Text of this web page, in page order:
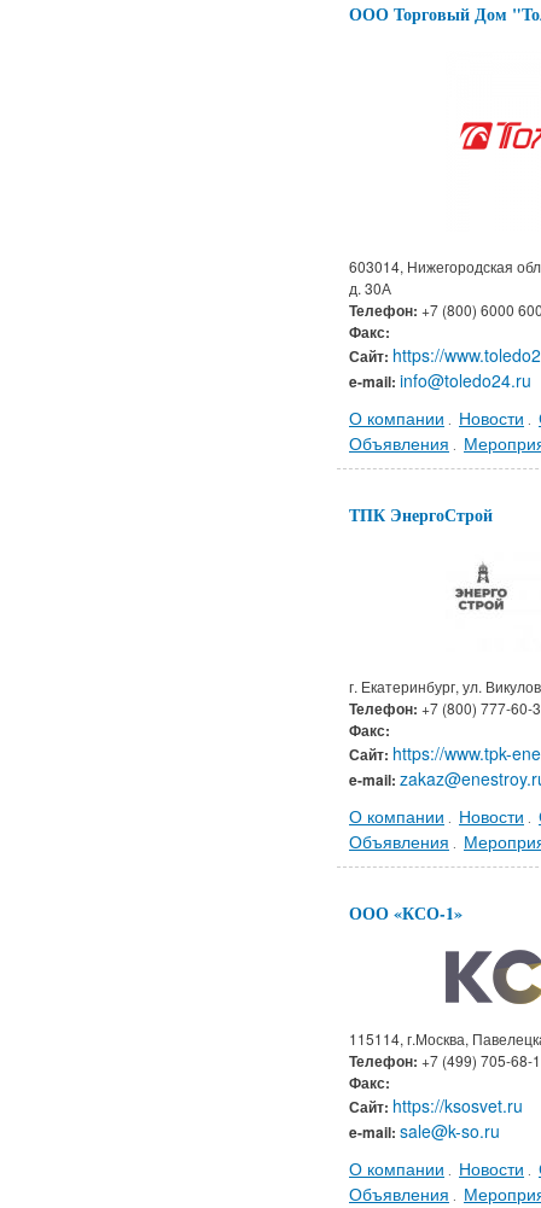
ООО Торговый Дом
603014, Нижегородская
д. 30А
Телефон: +7 (800) 6000
Факс:
Сайт: https://
e-mail: info@toledo24.ru
О компании . Новости .
Объявления .
ТПК ЭнергоСтрой
г. Екатеринбург, ул.
Телефон: +7 (800) 777-60-
Факс:
Сайт: https://www.tpk-
e-mail:
О компании . Новости .
Объявления .
ООО «КСО-1»
115114, г.Москва,
Телефон: +7 (499) 705-68-
Факс:
Сайт: https://ksosvet.ru
e-mail: sale@k-so.ru
О компании . Новости .
Объявления .